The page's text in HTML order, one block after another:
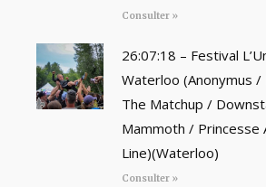
Consulter »
26:07:18 – Festival
Waterloo (Anonymus /
The Matchup /
Mammoth / Princesse
Line)(Waterloo)
Consulter »